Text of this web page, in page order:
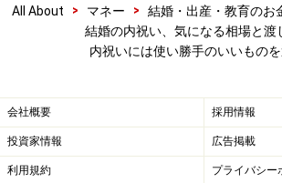
All About > マネー > 結婚・出産・教育のお
結婚の内祝い、気になる相場と渡
内祝いには使い勝手のいいもの
会社概要 採用情報
投資家情報 広告掲載
利用規約 プライバシー